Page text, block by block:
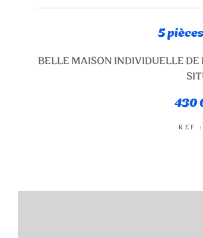
5
BELLE MAISON INDIVIDUELLE
430
REF